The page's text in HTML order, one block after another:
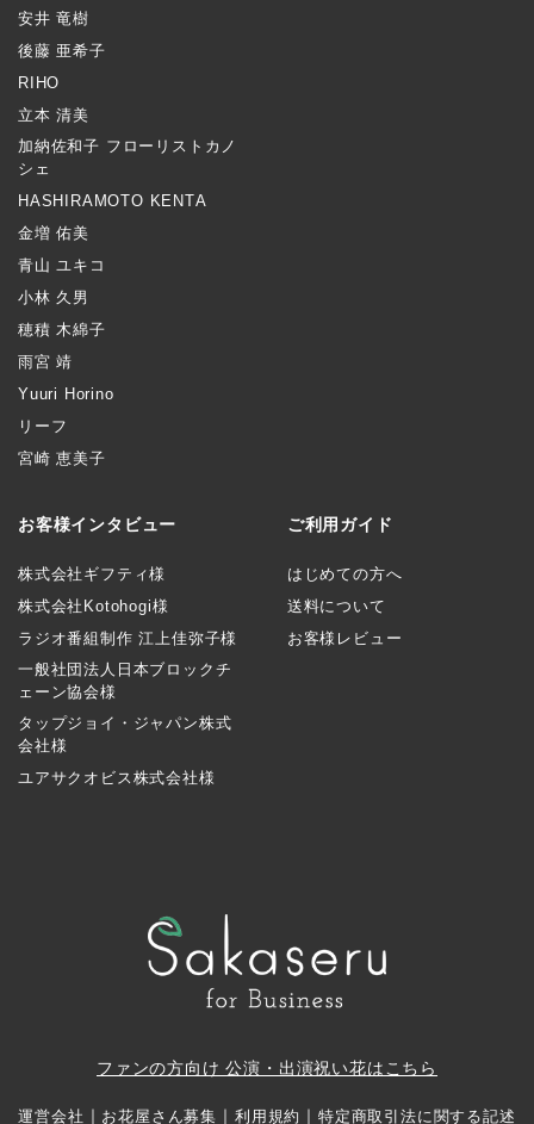
安井 竜樹
後藤 亜希子
RIHO
立本 清美
加納佐和子 フローリストカノ
シェ
HASHIRAMOTO KENTA
金増 佑美
青山 ユキコ
小林 久男
穂積 木綿子
雨宮 靖
Yuuri Horino
リーフ
宮崎 恵美子
お客様インタビュー
株式会社ギフティ様
株式会社Kotohogi様
ラジオ番組制作 江上佳弥子様
一般社団法人日本ブロックチ
ェーン協会様
タップジョイ・ジャパン株式
会社様
ユアサクオビス株式会社様
ご利用ガイド
はじめての方へ
送料について
お客様レビュー
ファンの方向け 公演・出演祝い花はこちら
運営会社 ｜ お花屋さん募集 ｜ 利用規約 ｜ 特定商取引法に関する記述